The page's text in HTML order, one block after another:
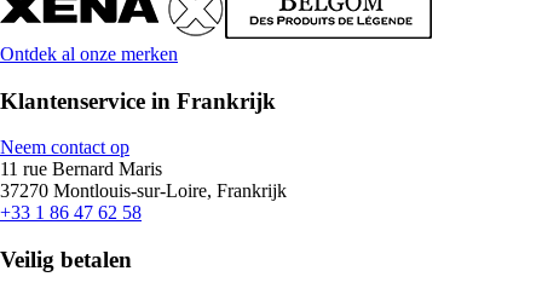
Ontdek al onze merken
Klantenservice in Frankrijk
Neem contact op
11 rue Bernard Maris
37270 Montlouis-sur-Loire, Frankrijk
+33 1 86 47 62 58
Veilig betalen